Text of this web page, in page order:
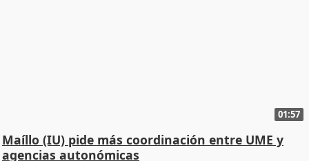
01:57
Maíllo (IU) pide más coordinación entre UME y
agencias autonómicas